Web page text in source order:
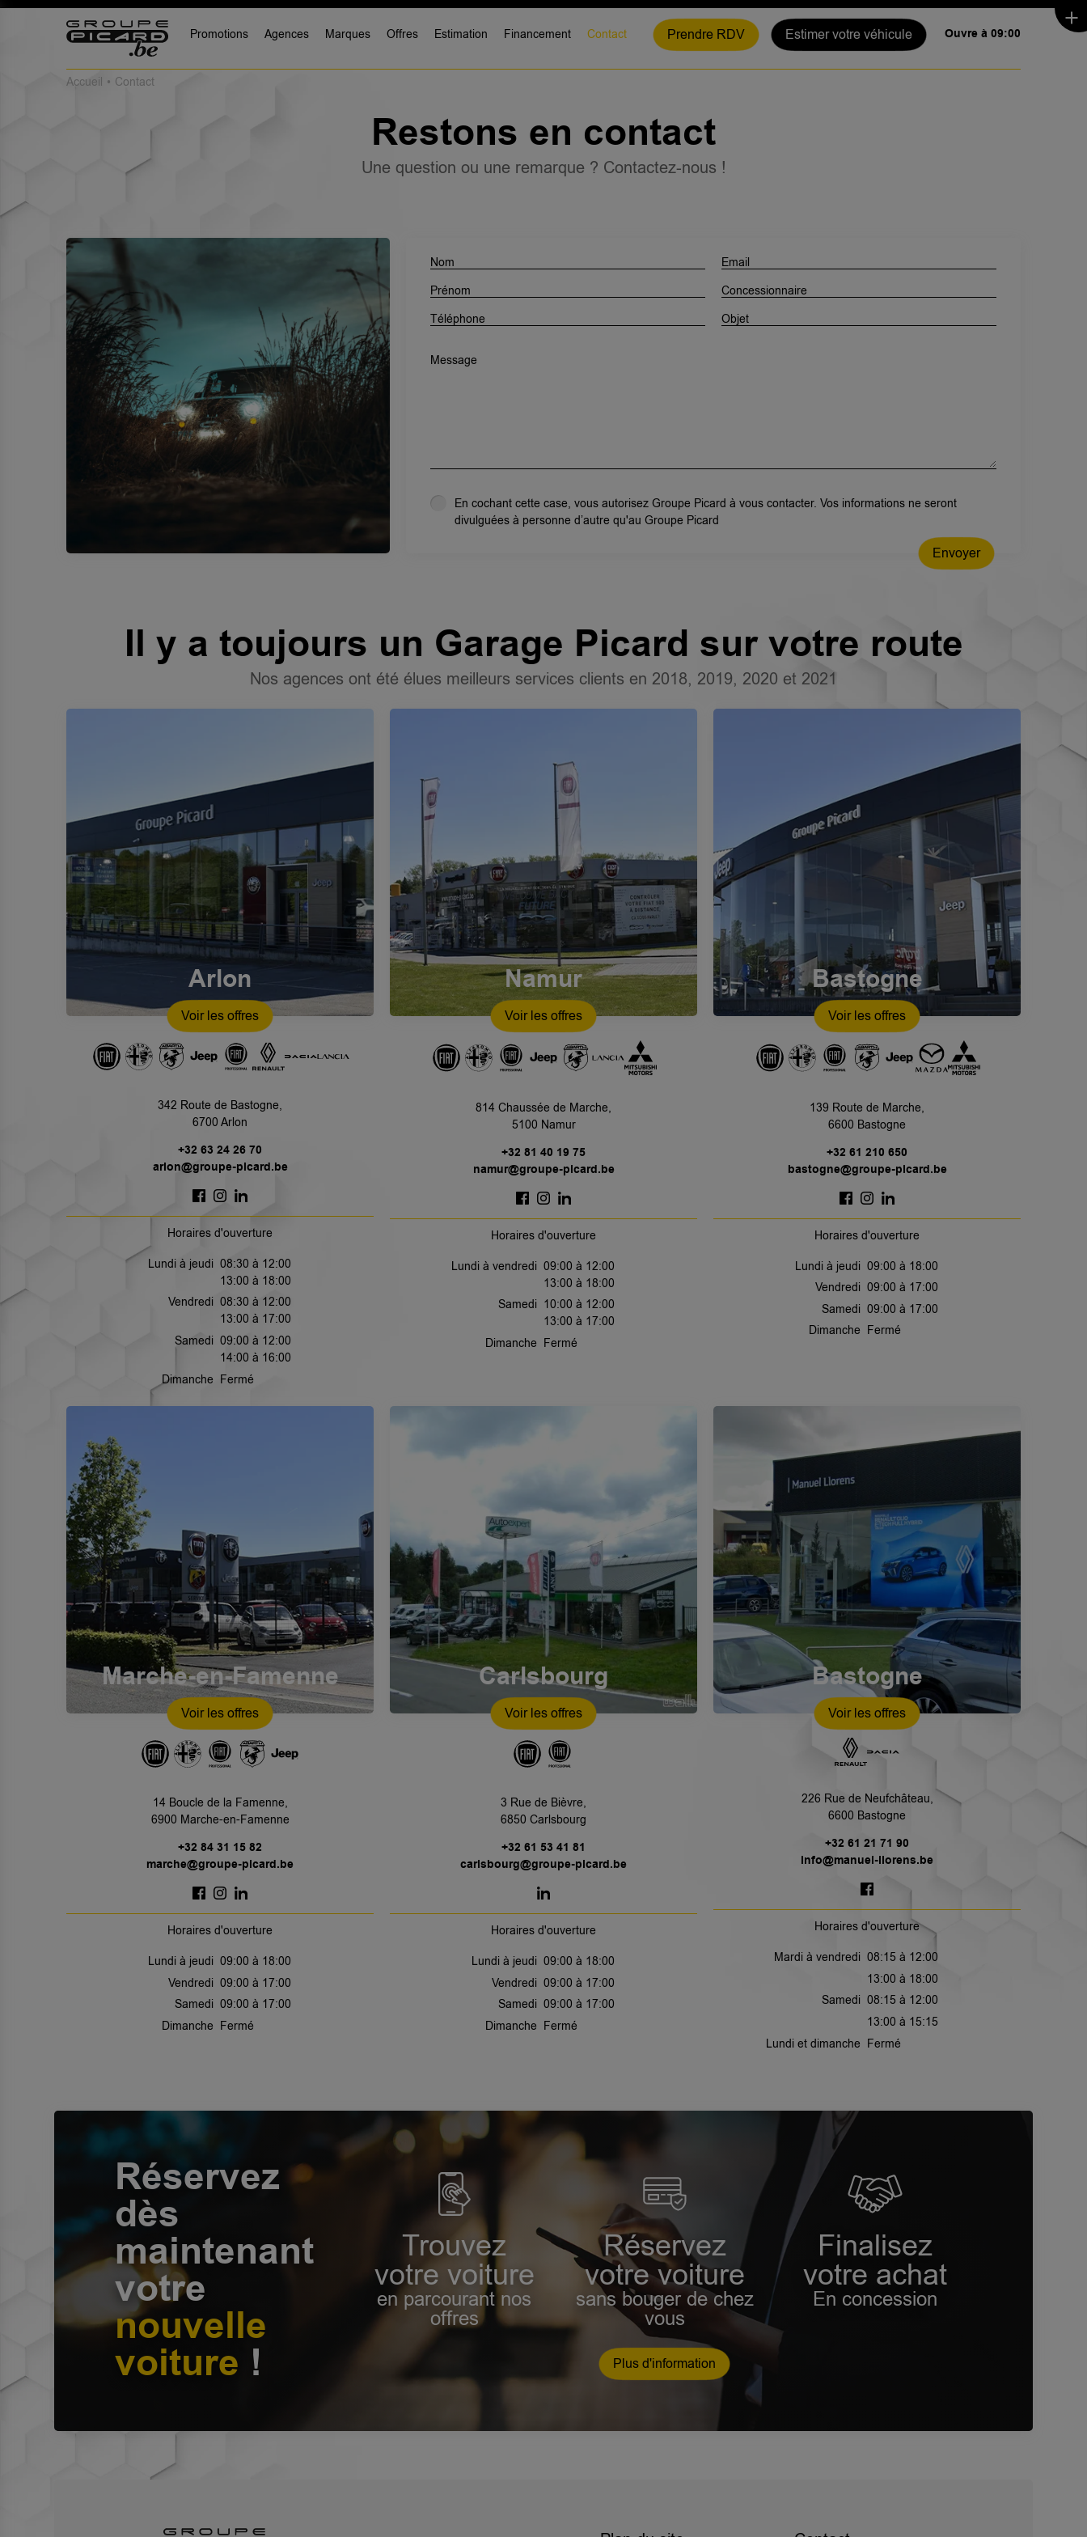
Promotions Agences Marques Offres Estimation Financement Contact Prendre RDV Estimer votre véhicule Ouvre à 09:00
Accueil Contact
Restons en contact
Une question ou une remarque ? Contactez-nous !
Nom
Prénom
Téléphone
Email
Concessionnaire
Objet
Message
En cochant cette case, vous autorisez Groupe Picard à vous contacter. Vos informations ne seront
divulguées à personne d’autre qu'au Groupe Picard
Envoyer
Il y a toujours un Garage Picard sur votre route
Nos agences ont été élues meilleurs services clients en 2018, 2019, 2020 et 2021
Arlon
Voir les offres
342 Route de Bastogne,
6700 Arlon
+32 63 24 26 70
arlon@groupe-picard.be
Horaires d'ouverture
Lundi à jeudi 08:30 à 12:00
13:00 à 18:00
Vendredi 08:30 à 12:00
13:00 à 17:00
Samedi 09:00 à 12:00
14:00 à 16:00
Dimanche Fermé
Namur
Voir les offres
814 Chaussée de Marche,
5100 Namur
+32 81 40 19 75
namur@groupe-picard.be
Horaires d'ouverture
Lundi à vendredi 09:00 à 12:00
13:00 à 18:00
Samedi 10:00 à 12:00
13:00 à 17:00
Dimanche Fermé
Bastogne
Voir les offres
139 Route de Marche,
6600 Bastogne
+32 61 210 650
bastogne@groupe-picard.be
Horaires d'ouverture
Lundi à jeudi 09:00 à 18:00
Vendredi 09:00 à 17:00
Samedi 09:00 à 17:00
Dimanche Fermé
Marche-en-Famenne
Voir les offres
14 Boucle de la Famenne,
6900 Marche-en-Famenne
+32 84 31 15 82
marche@groupe-picard.be
Horaires d'ouverture
Lundi à jeudi 09:00 à 18:00
Vendredi 09:00 à 17:00
Samedi 09:00 à 17:00
Dimanche Fermé
Carlsbourg
Voir les offres
3 Rue de Bièvre,
6850 Carlsbourg
+32 61 53 41 81
carlsbourg@groupe-picard.be
Horaires d'ouverture
Lundi à jeudi 09:00 à 18:00
Vendredi 09:00 à 17:00
Samedi 09:00 à 17:00
Dimanche Fermé
Bastogne
Voir les offres
226 Rue de Neufchâteau,
6600 Bastogne
+32 61 21 71 90
info@manuel-llorens.be
Horaires d'ouverture
Mardi à vendredi 08:15 à 12:00
13:00 à 18:00
Samedi 08:15 à 12:00
13:00 à 15:15
Lundi et dimanche Fermé
Réservez
dès
maintenant
votre
nouvelle
voiture !
Trouvez
votre voiture
en parcourant nos
offres
Réservez
votre voiture
sans bouger de chez
vous
Plus d'information
Finalisez
votre achat
En concession